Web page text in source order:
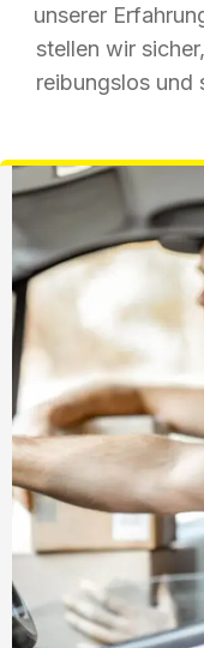
unserer
stellen wir
reibungslos und